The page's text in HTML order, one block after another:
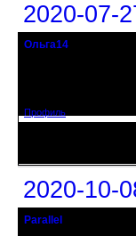
2020-07-
Ольга14
Профиль
2020-10-
Parallel